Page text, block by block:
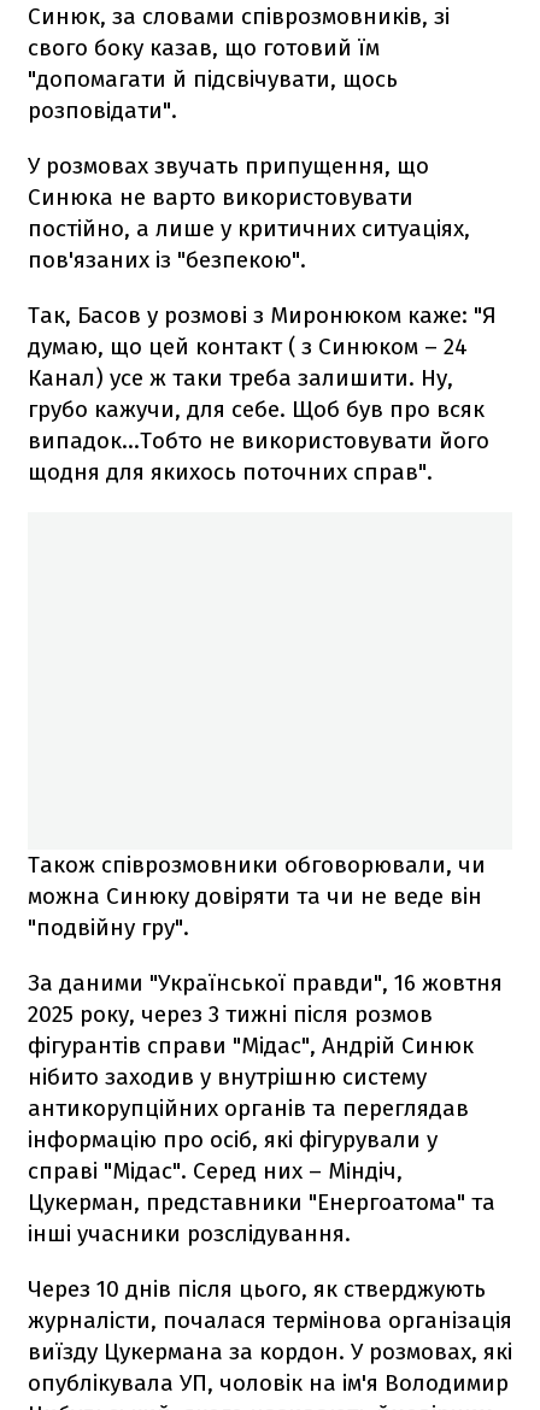
Синюк, за словами співрозмовників, зі
свого боку казав, що готовий їм
"допомагати й підсвічувати, щось
розповідати".
У розмовах звучать припущення, що
Синюка не варто використовувати
постійно, а лише у критичних ситуаціях,
пов'язаних із "безпекою".
Так, Басов у розмові з Миронюком каже: "Я
думаю, що цей контакт ( з Синюком – 24
Канал) усе ж таки треба залишити. Ну,
грубо кажучи, для себе. Щоб був про всяк
випадок…Тобто не використовувати його
щодня для якихось поточних справ".
Також співрозмовники обговорювали, чи
можна Синюку довіряти та чи не веде він
"подвійну гру".
За даними "Української правди", 16 жовтня
2025 року, через 3 тижні після розмов
фігурантів справи "Мідас", Андрій Синюк
нібито заходив у внутрішню систему
антикорупційних органів та переглядав
інформацію про осіб, які фігурували у
справі "Мідас". Серед них – Міндіч,
Цукерман, представники "Енергоатома" та
інші учасники розслідування.
Через 10 днів після цього, як стверджують
журналісти, почалася термінова організація
виїзду Цукермана за кордон. У розмовах, які
опублікувала УП, чоловік на ім'я Володимир